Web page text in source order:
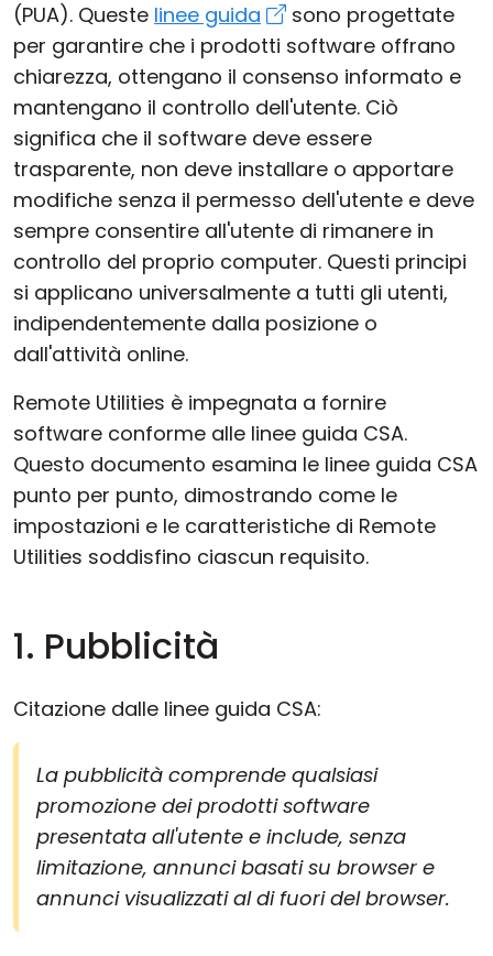
(PUA). Queste linee guida
sono progettate
per garantire che i prodotti software offrano
chiarezza, ottengano il consenso informato e
mantengano il controllo dell'utente. Ciò
significa che il software deve essere
trasparente, non deve installare o apportare
modifiche senza il permesso dell'utente e deve
sempre consentire all'utente di rimanere in
controllo del proprio computer. Questi principi
si applicano universalmente a tutti gli utenti,
indipendentemente dalla posizione o
dall'attività online.
Remote Utilities è impegnata a fornire
software conforme alle linee guida CSA.
Questo documento esamina le linee guida CSA
punto per punto, dimostrando come le
impostazioni e le caratteristiche di Remote
Utilities soddisfino ciascun requisito.
1. Pubblicità
Citazione dalle linee guida CSA:
La pubblicità comprende qualsiasi
promozione dei prodotti software
presentata all'utente e include, senza
limitazione, annunci basati su browser e
annunci visualizzati al di fuori del browser.